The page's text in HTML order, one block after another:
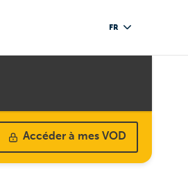
FR
Accéder à mes VOD